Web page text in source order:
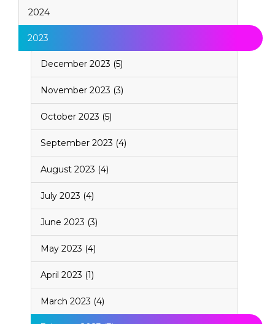
2024
2023
December 2023 (5)
November 2023 (3)
October 2023 (5)
September 2023 (4)
August 2023 (4)
July 2023 (4)
June 2023 (3)
May 2023 (4)
April 2023 (1)
March 2023 (4)